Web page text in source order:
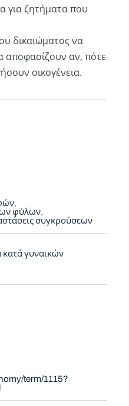
για ζητήματα που
δικαιώματος να
αποφασίζουν αν, πότε
οικογένεια.
φύλων
συγκρούσεων
κατά γυναικών
term/1115?